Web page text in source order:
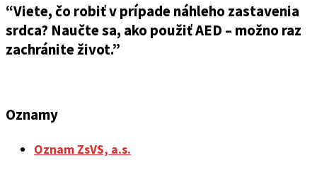
“Viete, čo robiť v prípade náhleho zastavenia
srdca? Naučte sa, ako použiť AED – možno raz
zachránite život.”
Oznamy
Oznam ZsVS, a.s.